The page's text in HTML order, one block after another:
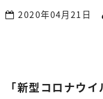
2020年04月21日
「新型コロナウ